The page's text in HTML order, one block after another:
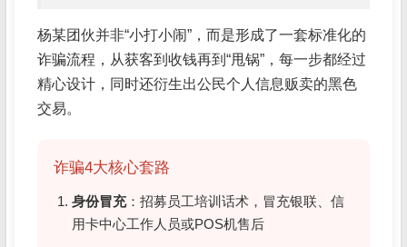
杨某团伙并非“小打小闹”，而是形成了一套标准化的
诈骗流程，从获客到收钱再到“甩锅”，每一步都经过
精心设计，同时还衍生出公民个人信息贩卖的黑色
交易。
诈骗4大核心套路
身份冒充：招募员工培训话术，冒充银联、信
用卡中心工作人员或POS机售后